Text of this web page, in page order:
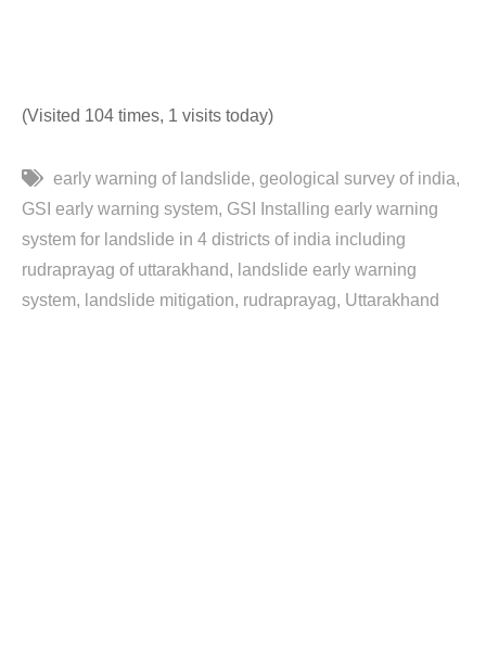
(Visited 104 times, 1 visits today)
early warning of landslide geological survey of india
GSI early warning system GSI Installing early warning
system for landslide in 4 districts of india including
rudraprayag of uttarakhand
landslide early warning
system
landslide mitigation rudraprayag Uttarakhand